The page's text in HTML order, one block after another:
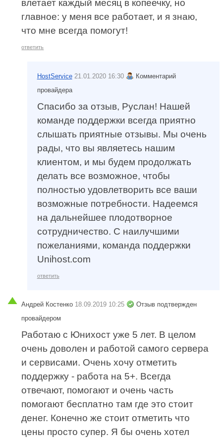
влетает каждый месяц в копеечку, но
главное: у меня все работает, и я знаю,
что мне всегда помогут!
ответить
HostService 21.01.2020 16:30
Комментарий
провайдера
Спасибо за отзыв, Руслан! Нашей
команде поддержки всегда приятно
слышать приятные отзывы. Мы очень
рады, что вы являетесь нашим
клиентом, и мы будем продолжать
делать все возможное, чтобы
полностью удовлетворить все ваши
возможные потребности. Надеемся
на дальнейшее плодотворное
сотрудничество. С наилучшими
пожеланиями, команда поддержки
Unihost.com
ответить
Андрей Костенко 18.09.2019 10:25
Отзыв подтвержден
провайдером
Работаю с Юнихост уже 5 лет. В целом
очень доволен и работой самого сервера
и сервисами. Очень хочу отметить
поддержку - работа на 5+. Всегда
отвечают, помогают и очень часть
помогают бесплатно там где это стоит
денег. Конечно же стоит отметить что
цены просто супер. Я бы очень хотел